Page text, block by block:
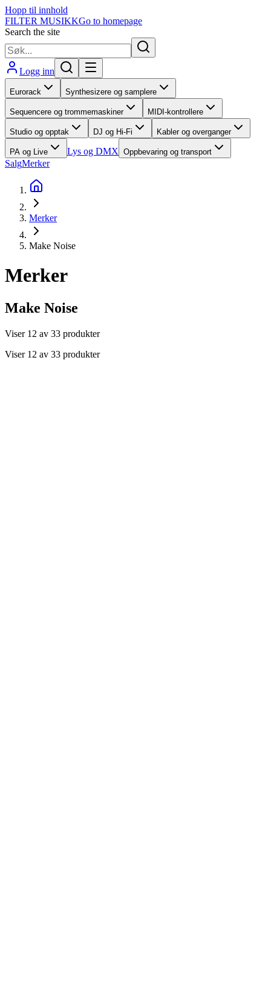
Hopp til innhold
FILTER MUSIKKGo to homepage
Search the site
Logg inn
Eurorack Synthesizere og samplere
Sequencere og trommemaskiner MIDI-kontrollere
Studio og opptak DJ og Hi-Fi Kabler og overganger
PA og Live Lys og DMX Oppbevaring og transport
SalgMerker
Merker
Make Noise
Merker
Make Noise
Viser 12 av 33 produkter
Viser 12 av 33 produkter